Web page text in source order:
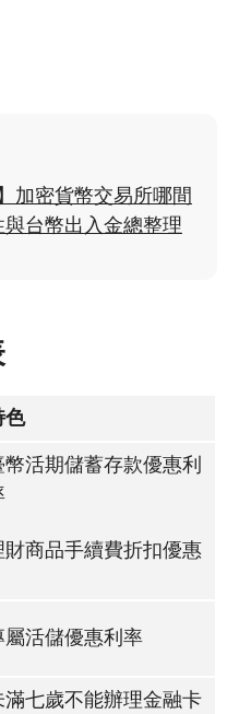
加密貨幣交易所哪間
台幣出入金總整理
色
幣活期儲蓄存款優惠利
財商品手續費折扣優惠
屬活儲優惠利率
滿七歲不能辦理金融卡